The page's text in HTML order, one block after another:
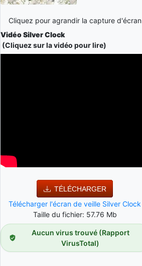
Cliquez pour agrandir la capture d'écran
Vidéo Silver Clock
(Cliquez sur la vidéo pour lire)
TÉLÉCHARGER
Télécharger l'écran de veille Silver Clock
Taille du fichier: 57.76 Mb
Aucun virus trouvé (Rapport
VirusTotal)